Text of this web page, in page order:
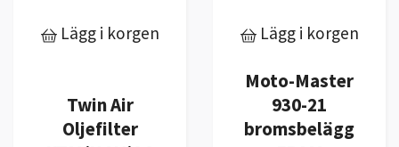
Lägg i korgen
Twin Air
Oljefilter
Lägg i korgen
Moto-Master
930-21
bromsbelägg